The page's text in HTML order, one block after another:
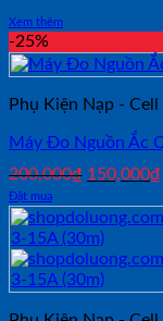
Xem thêm
-25%
Phụ Kiện Nạp -
Máy Đo Nguồn Ắc
200,000₫ Giá
là:
200,000₫.
150,000₫
Đặt mua